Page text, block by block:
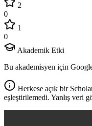
2
0
1
0
Akademik Etki
Bu akademisyen için
Herkese açık bir
eşleştirilemedi. Yanlış veri